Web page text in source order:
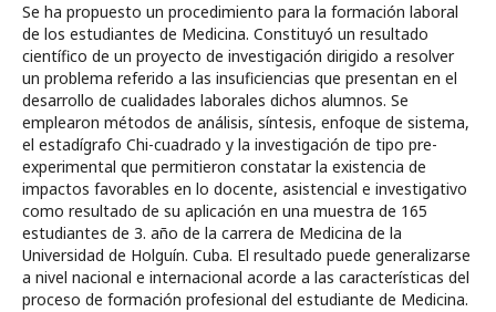
Se ha propuesto un procedimiento para la formación laboral
de los estudiantes de Medicina. Constituyó un resultado
científico de un proyecto de investigación dirigido a resolver
un problema referido a las insuficiencias que presentan en el
desarrollo de cualidades laborales dichos alumnos. Se
emplearon métodos de análisis, síntesis, enfoque de sistema,
el estadígrafo Chi-cuadrado y la investigación de tipo pre-
experimental que permitieron constatar la existencia de
impactos favorables en lo docente, asistencial e investigativo
como resultado de su aplicación en una muestra de 165
estudiantes de 3. año de la carrera de Medicina de la
Universidad de Holguín. Cuba. El resultado puede generalizarse
a nivel nacional e internacional acorde a las características del
proceso de formación profesional del estudiante de Medicina.